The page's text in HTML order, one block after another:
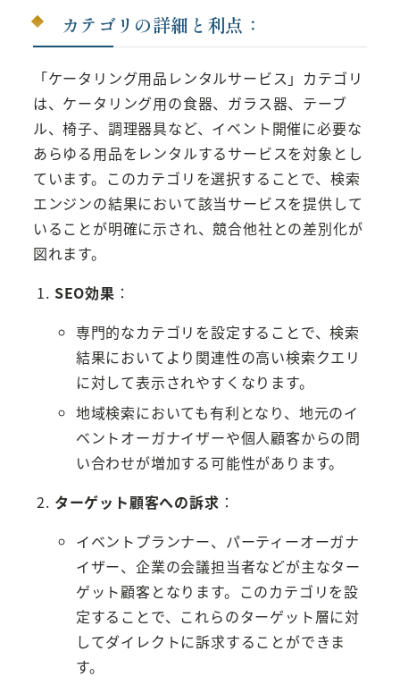
カテゴリの詳細と利点：
「ケータリング用品レンタルサービス」カテゴリ
は、ケータリング用の食器、ガラス器、テーブ
ル、椅子、調理器具など、イベント開催に必要な
あらゆる用品をレンタルするサービスを対象とし
ています。このカテゴリを選択することで、検索
エンジンの結果において該当サービスを提供して
いることが明確に示され、競合他社との差別化が
図れます。
SEO効果 ：
専門的なカテゴリを設定することで、検索
結果においてより関連性の高い検索クエリ
に対して表示されやすくなります。
地域検索においても有利となり、地元のイ
ベントオーガナイザーや個人顧客からの問
い合わせが増加する可能性があります。
ターゲット顧客への訴求 ：
イベントプランナー、パーティーオーガナ
イザー、企業の会議担当者などが主なター
ゲット顧客となります。このカテゴリを設
定することで、これらのターゲット層に対
してダイレクトに訴求することができま
す。